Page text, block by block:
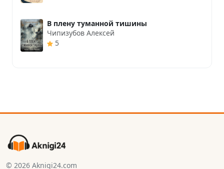
В плену туманной тишины
Чипизубов Алексей
5
© 2026 Aknigi24.com